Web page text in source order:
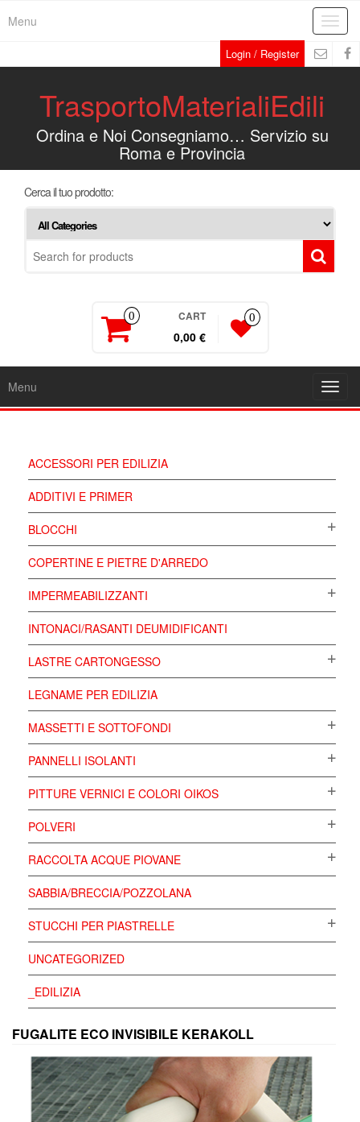
Menu
Login / Register
TrasportoMaterialiEdili
Ordina e Noi Consegniamo… Servizio su
Roma e Provincia
Cerca il tuo prodotto:
0 CART
0,00 €
0
Menu
ACCESSORI PER EDILIZIA
ADDITIVI E PRIMER
BLOCCHI
COPERTINE E PIETRE D'ARREDO
IMPERMEABILIZZANTI
INTONACI/RASANTI DEUMIDIFICANTI
LASTRE CARTONGESSO
LEGNAME PER EDILIZIA
MASSETTI E SOTTOFONDI
PANNELLI ISOLANTI
PITTURE VERNICI E COLORI OIKOS
POLVERI
RACCOLTA ACQUE PIOVANE
SABBIA/BRECCIA/POZZOLANA
STUCCHI PER PIASTRELLE
UNCATEGORIZED
_EDILIZIA
FUGALITE ECO INVISIBILE KERAKOLL